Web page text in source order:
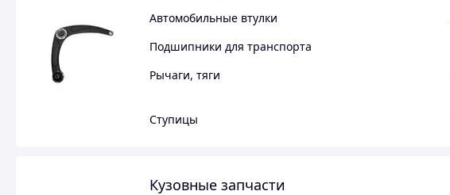
Автомобильные втулки
Подшипники для транспорта
Рычаги, тяги
Ступицы
Кузовные запчасти